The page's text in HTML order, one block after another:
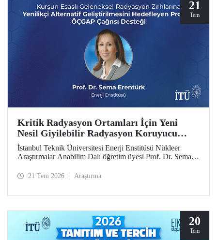
21
Tem
Kritik Radyasyon Ortamları İçin Yeni
Nesil Giyilebilir Radyasyon Koruyucu
Prototipler Geliştirilecek
İstanbul Teknik Üniversitesi Enerji Enstitüsü Nükleer
Araştırmalar Anabilim Dalı öğretim üyesi Prof. Dr. Sema
için Katmanlı Metal-Polimer Kompozit Esaslı Ateşe
kritik radyasyon ortamlarında kullanılmak üzere hafif,
esnek, ateşe dayanıklı ve yüksek performanslı yeni nesil
giyilebilir radyasyon koruyucu sistemlerin geliştirilmesi
hedefleniyor.
21 Tem 2026 Araştırma
20
Tem